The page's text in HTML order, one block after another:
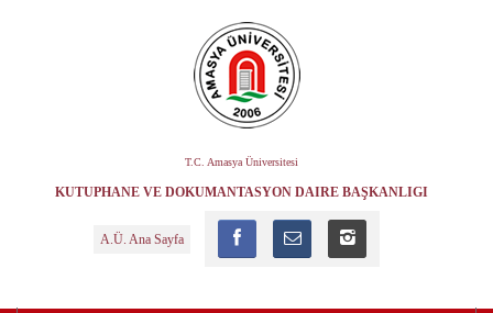
T.C. Amasya Üniversitesi
KÜTÜPHANE VE DOKÜMANTASYON DAIRE BAŞKANLIĞI
A.Ü. Ana Sayfa